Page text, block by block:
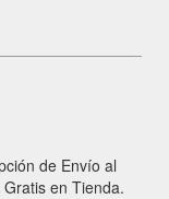
de Envío al
en Tienda.